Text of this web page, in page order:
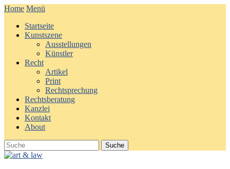
Home Menü
Startseite
Kunstszene
Ausstellungen
Künstler
Recht
Artikel
Print
Rechtsprechung
Rechtsberatung
Kanzlei
Kontakt
About